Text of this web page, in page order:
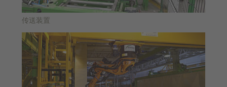
传送装置